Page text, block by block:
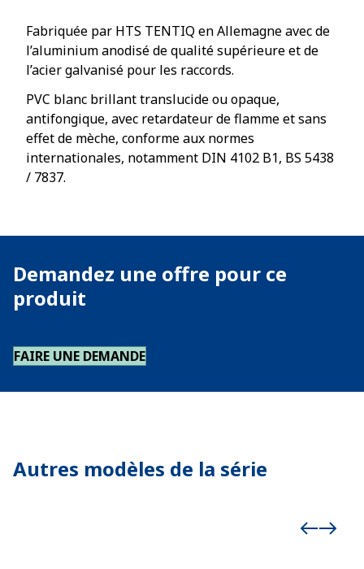
Fabriquée par HTS TENTIQ en Allemagne avec de
l’aluminium anodisé de qualité supérieure et de
l’acier galvanisé pour les raccords.
PVC blanc brillant translucide ou opaque,
antifongique, avec retardateur de flamme et sans
effet de mèche, conforme aux normes
internationales, notamment DIN 4102 B1, BS 5438
/ 7837.
Demandez une offre pour ce
produit
FAIRE UNE DEMANDE
Autres modèles de la série